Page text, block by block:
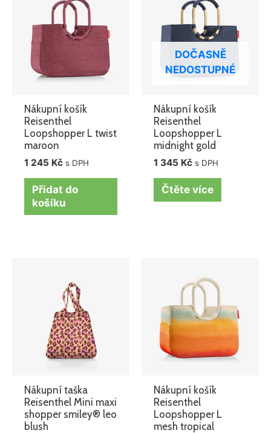
Nákupní košík
Reisenthel
Loopshopper L twist
maroon
1 245 Kč s DPH
Přidat do
košíku
DOČASNĚ
NEDOSTUPNÉ
Nákupní košík
Reisenthel
Loopshopper L
midnight gold
1 345 Kč s DPH
Čtěte více
Nákupní taška
Reisenthel Mini maxi
shopper smiley® leo
blush
Nákupní košík
Reisenthel
Loopshopper L
mesh tropical